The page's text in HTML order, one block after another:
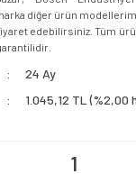
marka diğer ürün
edebilirsiniz. Tüm
24 Ay
1.045,12 TL (%2,00